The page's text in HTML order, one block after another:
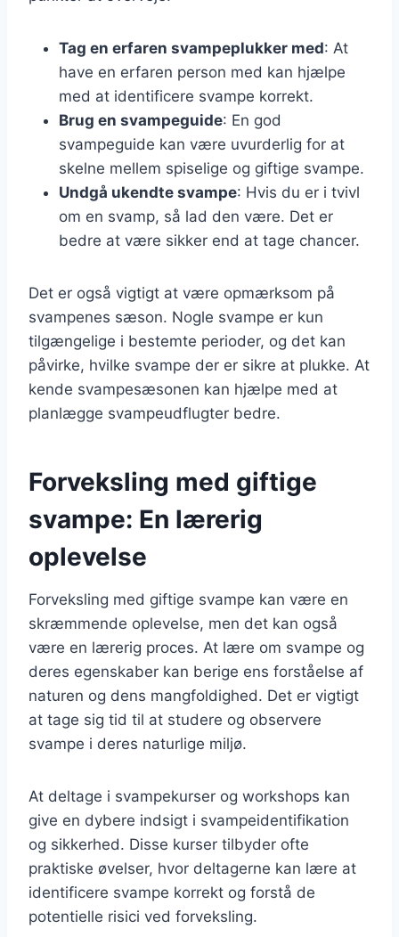
Tag en erfaren svampeplukker med: At
have en erfaren person med kan hjælpe
med at identificere svampe korrekt.
Brug en svampeguide: En god
svampeguide kan være uvurderlig for at
skelne mellem spiselige og giftige svampe.
Undgå ukendte svampe: Hvis du er i tvivl
om en svamp, så lad den være. Det er
bedre at være sikker end at tage chancer.
Det er også vigtigt at være opmærksom på
svampenes sæson. Nogle svampe er kun
tilgængelige i bestemte perioder, og det kan
påvirke, hvilke svampe der er sikre at plukke. At
kende svampesæsonen kan hjælpe med at
planlægge svampeudflugter bedre.
Forveksling med giftige
svampe: En lærerig
oplevelse
Forveksling med giftige svampe kan være en
skræmmende oplevelse, men det kan også
være en lærerig proces. At lære om svampe og
deres egenskaber kan berige ens forståelse af
naturen og dens mangfoldighed. Det er vigtigt
at tage sig tid til at studere og observere
svampe i deres naturlige miljø.
At deltage i svampekurser og workshops kan
give en dybere indsigt i svampeidentifikation
og sikkerhed. Disse kurser tilbyder ofte
praktiske øvelser, hvor deltagerne kan lære at
identificere svampe korrekt og forstå de
potentielle risici ved forveksling.